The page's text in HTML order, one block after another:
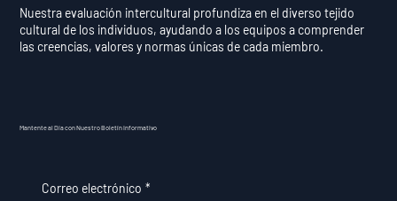
Nuestra evaluación intercultural profundiza en el diverso tejido
cultural de los individuos, ayudando a los equipos a comprender
las creencias, valores y normas únicas de cada miembro.
Mantente al Día con Nuestro Boletín Informativo
Correo electrónico *